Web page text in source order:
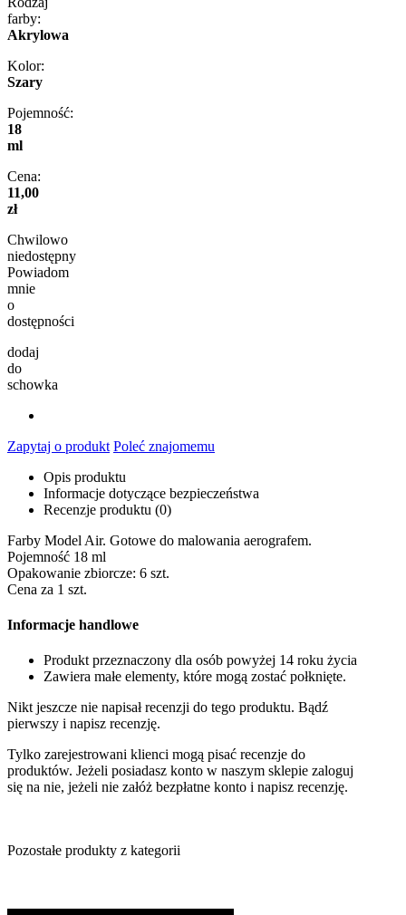
farby:
Akrylowa
Kolor:
Szary
Pojemność:
18
ml
Cena:
11,00
zł
Chwilowo
niedostępny
Powiadom
mnie
o
dostępności
dodaj
do
schowka
Zapytaj o produkt Poleć znajomemu
Opis produktu
Informacje dotyczące bezpieczeństwa
Recenzje produktu (0)
Farby Model Air. Gotowe do malowania aerografem.
Pojemność 18 ml
Opakowanie zbiorcze: 6 szt.
Cena za 1 szt.
Informacje handlowe
Produkt przeznaczony dla osób powyżej 14 roku życia
Zawiera małe elementy, które mogą zostać połknięte.
Nikt jeszcze nie napisał recenzji do tego produktu. Bądź
pierwszy i napisz recenzję.
Tylko zarejestrowani klienci mogą pisać recenzje do
produktów. Jeżeli posiadasz konto w naszym sklepie zaloguj
się na nie, jeżeli nie załóż bezpłatne konto i napisz recenzję.
Pozostałe produkty z kategorii